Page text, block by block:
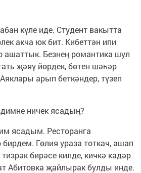
күле иде. Студент вакытта
акча юк бит. Кибеттән ипи
ашаттык. Безнең романтика шул
җәяү йөрдек, бөтен шәһәр
арып беткәндер, түзеп
ничек ясадың?
ясадым. Ресторанга
Гөлия ураза тоткач, ашап
бирәсе килде, кичкә кадәр
Абитовка җайлырак булды инде.